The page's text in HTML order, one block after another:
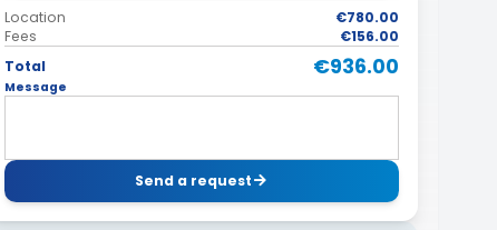
Location
€780.00
Fees
€156.00
Total
€936.00
Message
Send a request